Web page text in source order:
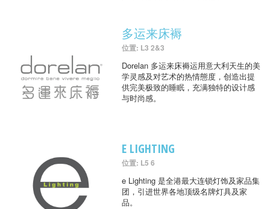
多运来床褥
位置: L3 2&3
Dorelan 多运来床褥运用意大利天生的美
学灵感及对艺术的热情態度，创造出提
供完美极致的睡眠，充满独特的设计感
与时尚感。
E LIGHTING
位置: L5 6
e Lighting 是全港最大连锁灯饰及家品集
团，引进世界各地顶级名牌灯具及家
品。